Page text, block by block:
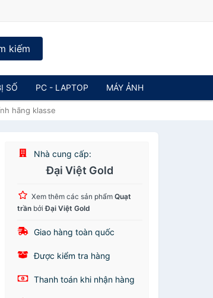
kiếm
SỐ PC - LAPTOP MÁY ẢNH
hãng klasse
Nhà cung cấp:
Đại Việt Gold
Xem thêm các sản phẩmQuạt
trần bởiĐại Việt Gold
Giao hàng toàn quốc
Được kiểm tra hàng
Thanh toán khi nhận hàng